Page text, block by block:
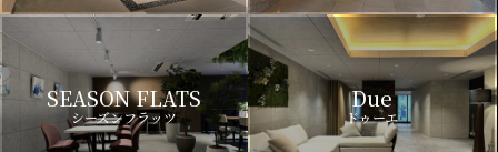
SEASON FLATS
シーズンフラッツ
Due
ドゥーエ